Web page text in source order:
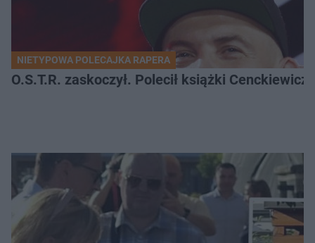
NIETYPOWA POLECAJKA RAPERA
O.S.T.R. zaskoczył. Polecił książki